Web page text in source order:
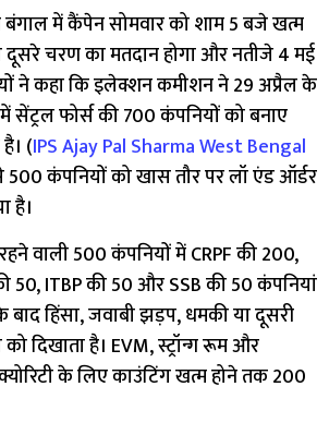
बंगाल में कैंपेन सोमवार को शाम 5 बजे खत्म
दूसरे चरण का मतदान होगा और नतीजे 4 मई
ने कहा कि इलेक्शन कमीशन ने 29 अप्रैल के
सेंट्रल फोर्स की 700 कंपनियों को बनाए
(IPS Ajay Pal Sharma West Bengal
कंपनियों को खास तौर पर लॉ एंड ऑर्डर
है।
वाली 500 कंपनियों में CRPF की 200,
50, ITBP की 50 और SSB की 50 कंपनियां
बाद हिंसा, जवाबी झड़प, धमकी या दूसरी
दिखाता है। EVM, स्ट्रॉन्ग रूम और
के लिए काउंटिंग खत्म होने तक 200